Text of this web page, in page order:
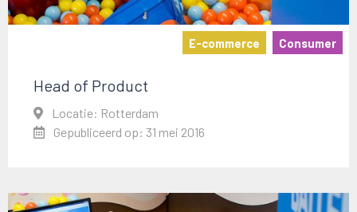
E-commerce Consumer
Head of Product
Locatie: Rotterdam
Gepubliceerd op: 31 mei 2016